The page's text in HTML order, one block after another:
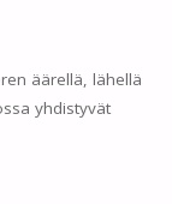
äärellä, lähellä
yhdistyvät